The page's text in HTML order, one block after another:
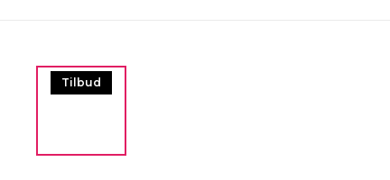
Tilbud